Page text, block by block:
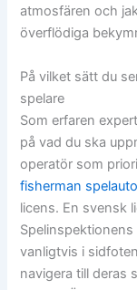
atmosfären och
överflödiga
På vilket sätt du
spelare
Som erfaren
på vad du ska
operatör som
fisherman
licens. En svensk
vanligtvis i
navigera till deras